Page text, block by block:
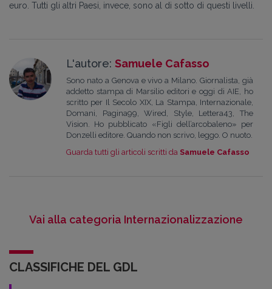
euro. Tutti gli altri Paesi, invece, sono al di sotto di questi livelli.
L'autore: Samuele Cafasso
Sono nato a Genova e vivo a Milano. Giornalista, già
addetto stampa di Marsilio editori e oggi di AIE, ho
scritto per Il Secolo XIX, La Stampa, Internazionale,
Domani, Pagina99, Wired, Style, Lettera43, The
Vision. Ho pubblicato «Figli dell’arcobaleno» per
Donzelli editore. Quando non scrivo, leggo. O nuoto.
Guarda tutti gli articoli scritti da Samuele Cafasso
Vai alla categoria Internazionalizzazione
CLASSIFICHE DEL GDL